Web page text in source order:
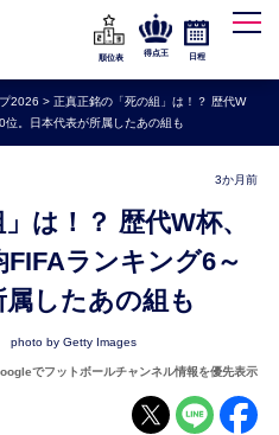
順位表
得点王 日程
2026 > 正真正銘の「死の組」は！？ 歴代W
。日本代表が所属したあの組も
3か月前
ランキング6～
したあの組も
photo by Getty Images
でフットボールチャンネル情報を優先表示